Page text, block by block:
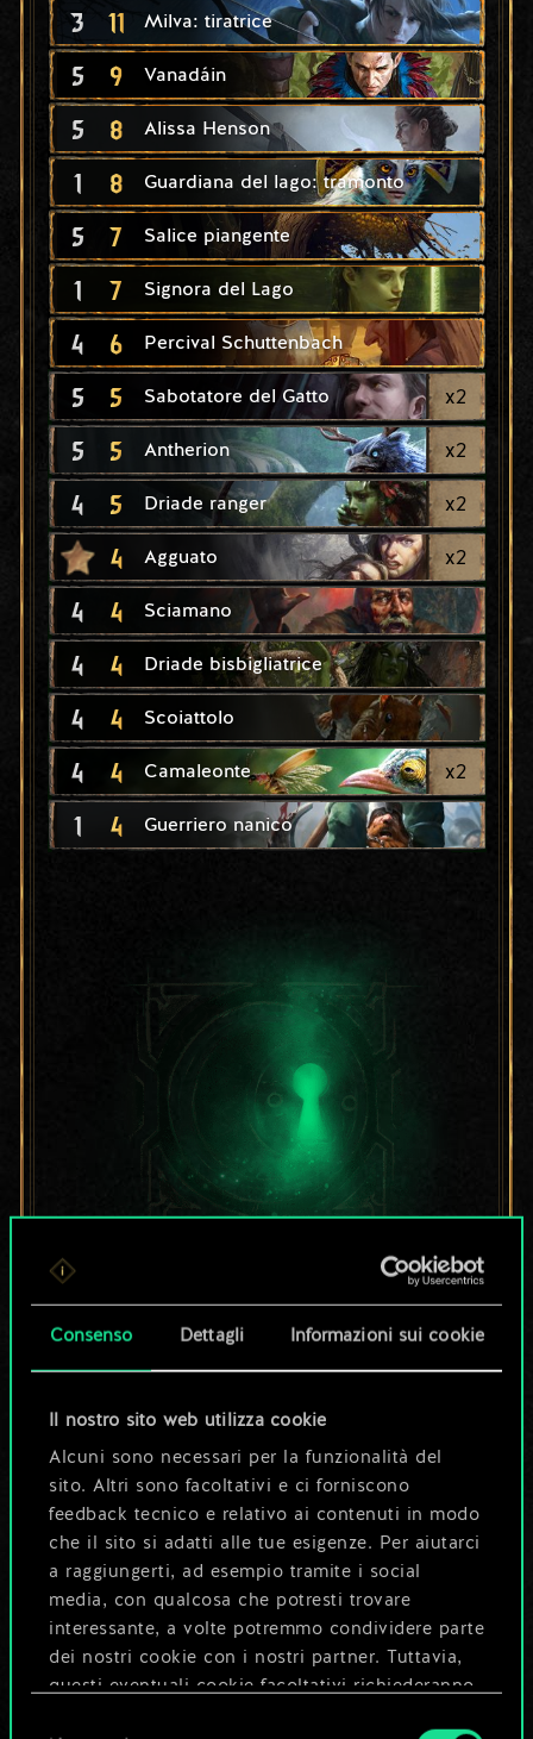
Consenso Dettagli Informazioni sui cookie
Il nostro sito web utilizza cookie
Alcuni sono necessari per la funzionalità del
sito. Altri sono facoltativi e ci forniscono
feedback tecnico e relativo ai contenuti in modo
che il sito si adatti alle tue esigenze. Per aiutarci
a raggiungerti, ad esempio tramite i social
media, con qualcosa che potresti trovare
interessante, a volte potremmo condividere parte
dei nostri cookie con i nostri partner. Tuttavia,
questi eventuali cookie facoltativi richiederanno
3 11 Milva: tiratrice
5 9 Vanadáin
5 8 Alissa Henson
1 8 Guardiana del lago: tramonto
5 7 Salice piangente
1 7 Signora del Lago
4 6 Percival Schuttenbach
5 5 Sabotatore del Gatto x2
5 5 Antherion x2
4 5 Driade ranger x2
4 Agguato x2
4 4 Sciamano
4 4 Driade bisbigliatrice
4 4 Scoiattolo
4 4 Camaleonte x2
1 4 Guerriero nanico
Per ora, è solo un
set di carte
Ma può diventare
molto altro!
guida
Modifica mazzo